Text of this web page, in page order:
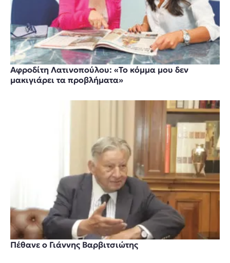
Αφροδίτη Λατινοπούλου: «Το κόμμα μου δεν
μακιγιάρει τα προβλήματα»
Πέθανε ο Γιάννης Βαρβιτσιώτης